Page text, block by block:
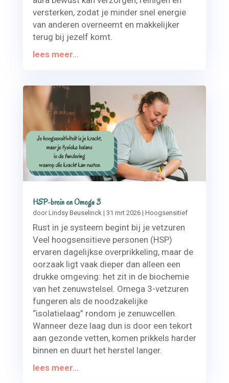
versterken, zodat je minder snel energie
van anderen overneemt en makkelijker
terug bij jezelf komt.
lees meer...
HSP-brein en Omega 3
doorLindsy Beuselinck | 31 mrt 2026| Hoogsensitief
Rust in je systeem begint bij je vetzuren
Veel hoogsensitieve personen (HSP)
ervaren dagelijkse overprikkeling, maar de
oorzaak ligt vaak dieper dan alleen een
drukke omgeving: het zit in de biochemie
van het zenuwstelsel. Omega 3-vetzuren
fungeren als de noodzakelijke
“isolatielaag” rondom je zenuwcellen.
Wanneer deze laag dun is door een tekort
aan gezonde vetten, komen prikkels harder
binnen en duurt het herstel langer.
lees meer...